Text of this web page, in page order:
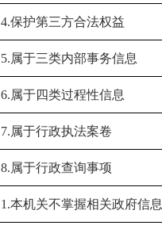
4.保护第三方合法权益
5.属于三类内部事务信息
6.属于四类过程性信息
7.属于行政执法案卷
8.属于行政查询事项
1.本机关不掌握相关政府信息